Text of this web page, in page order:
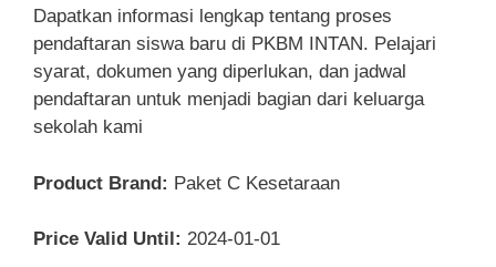
Dapatkan informasi lengkap tentang proses
pendaftaran siswa baru di PKBM INTAN. Pelajari
syarat, dokumen yang diperlukan, dan jadwal
pendaftaran untuk menjadi bagian dari keluarga
sekolah kami
Product Brand: Paket C Kesetaraan
Price Valid Until: 2024-01-01